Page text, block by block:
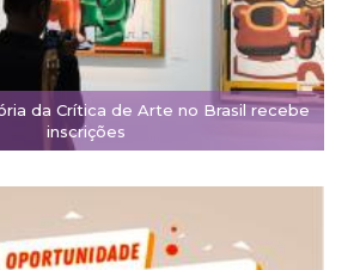
da Crítica de Arte no Brasil recebe
inscrições